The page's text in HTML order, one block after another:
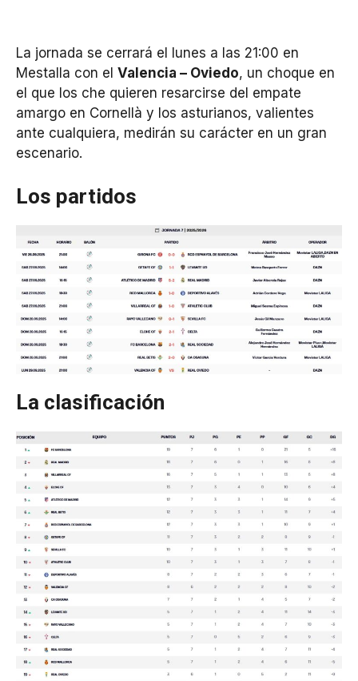
La jornada se cerrará el lunes a las 21:00 en
Mestalla con el Valencia – Oviedo, un choque en
el que los che quieren resarcirse del empate
amargo en Cornellà y los asturianos, valientes
ante cualquiera, medirán su carácter en un gran
escenario.
Los partidos
La clasificación